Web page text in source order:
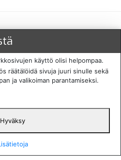
toimitustavat
2024. All rights
English
käyttö olisi helpompaa.
räätälöidä sivuja juuri sinulle sekä
ja valikoiman parantamiseksi.
Hyväksy